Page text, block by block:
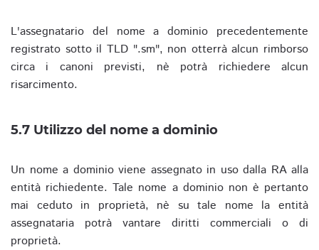
L'assegnatario del nome a dominio precedentemente
registrato sotto il TLD ".sm", non otterrà alcun rimborso
circa i canoni previsti, nè potrà richiedere alcun
risarcimento.
5.7 Utilizzo del nome a dominio
Un nome a dominio viene assegnato in uso dalla RA alla
entità richiedente. Tale nome a dominio non è pertanto
mai ceduto in proprietà, nè su tale nome la entità
assegnataria potrà vantare diritti commerciali o di
proprietà.